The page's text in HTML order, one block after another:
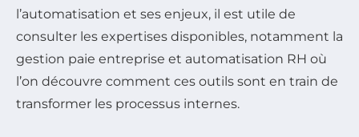
l’automatisation et ses enjeux, il est utile de
consulter les expertises disponibles, notamment la
gestion paie entreprise et automatisation RH où
l’on découvre comment ces outils sont en train de
transformer les processus internes.